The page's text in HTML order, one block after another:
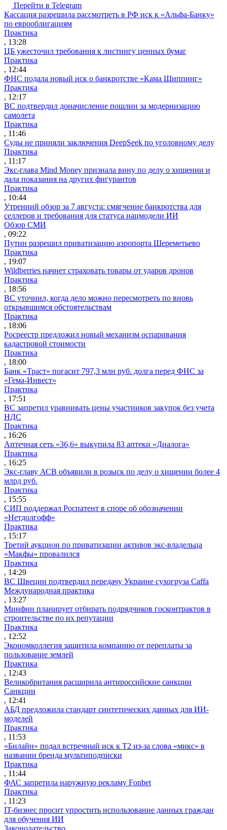
Перейти в Telegram
Кассация разрешила рассмотреть в РФ иск к «Альфа-Банку»
по еврооблигациям
Практика
, 13:28
ЦБ ужесточил требования к листингу ценных бумаг
Практика
, 12:44
ФНС подала новый иск о банкротстве «Кама Шиппинг»
Практика
, 12:17
ВС подтвердил доначисление пошлин за модернизацию
самолета
Практика
, 11:46
Суды не приняли заключения DeepSeek по уголовному делу
Практика
, 11:17
Экс-глава Mind Money признала вину по делу о хищении и
дала показания на других фигурантов
Практика
, 10:44
Утренний обзор за 7 августа: смягчение банкротства для
селлеров и требования для статуса нацмодели ИИ
Обзор СМИ
, 09:22
Путин разрешил приватизацию аэропорта Шереметьево
Практика
, 19:07
Wildberries начнет страховать товары от ударов дронов
Практика
, 18:56
ВС уточнил, когда дело можно пересмотреть по вновь
открывшимся обстоятельствам
Практика
, 18:06
Росреестр предложил новый механизм оспаривания
кадастровой стоимости
Практика
, 18:00
Банк «Траст» погасит 797,3 млн руб. долга перед ФНС за
«Гема-Инвест»
Практика
, 17:51
ВС запретил уравнивать цены участников закупок без учета
НДС
Практика
, 16:26
Аптечная сеть «36,6» выкупила 83 аптеки «Диалога»
Практика
, 16:25
Экс-главу АСВ объявили в розыск по делу о хищении более 4
млрд руб.
Практика
, 15:55
СИП поддержал Роспатент в споре об обозначении
«Нетдолгофф»
Практика
, 15:17
Третий аукцион по приватизации активов экс-владельца
«Макфы» провалился
Практика
, 14:29
ВС Швеции подтвердил передачу Украине сухогруза Caffa
Международная практика
, 13:27
Минфин планирует отбирать подрядчиков госконтрактов в
строительстве по их репутации
Практика
, 12:52
Экономколлегия защитила компанию от переплаты за
пользование землей
Практика
, 12:43
Великобритания расширила антироссийские санкции
Санкции
, 12:41
АБД предложила стандарт синтетических данных для ИИ-
моделей
Практика
, 11:53
«Билайн» подал встречный иск к Т2 из-за слова «микс» в
названии бренда мультиподписки
Практика
, 11:44
ФАС запретила наружную рекламу Fonbet
Практика
, 11:23
IT-бизнес просит упростить использование данных граждан
для обучения ИИ
Законодательство